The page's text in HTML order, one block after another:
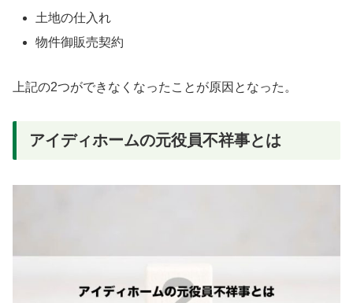
土地の仕入れ
物件御販売契約
上記の2つができなくなったことが原因となった。
アイディホームの元役員不祥事とは